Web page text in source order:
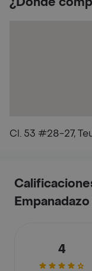
Cl. 53 #28-27,
4